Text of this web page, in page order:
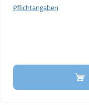
Pflichtangaben